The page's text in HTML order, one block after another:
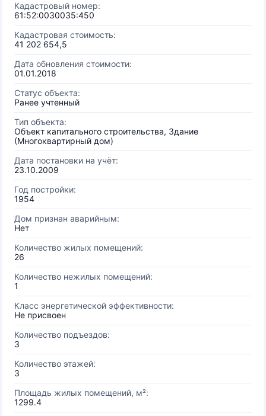
Кадастровый номер:
61:52:0030035:450
Кадастровая стоимость:
41 202 654,5
Дата обновления стоимости:
01.01.2018
Статус объекта:
Ранее учтенный
Тип объекта:
Объект капитального строительства, Здание
(Многоквартирный дом)
Дата постановки на учёт:
23.10.2009
Год постройки:
1954
Дом признан аварийным:
Нет
Количество жилых помещений:
26
Количество нежилых помещений:
1
Класс энергетической эффективности:
Не присвоен
Количество подъездов:
3
Количество этажей:
3
Площадь жилых помещений, м²:
1299.4